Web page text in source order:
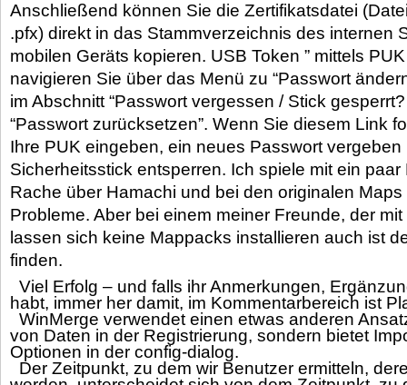
Anschließend können Sie die Zertifikatsdatei
.pfx) direkt in das Stammverzeichnis des internen
mobilen Geräts kopieren. USB Token ” mittels
navigieren Sie über das Menü zu “Passwort
im Abschnitt “Passwort vergessen / Stick
“Passwort zurücksetzen”. Wenn Sie diesem Link
Ihre PUK eingeben, ein neues Passwort vergeben
Sicherheitsstick entsperren. Ich spiele mit ein
Rache über Hamachi und bei den originalen
Probleme. Aber bei einem meiner Freunde, der
lassen sich keine Mappacks installieren auch ist
finden.
Viel Erfolg – und falls ihr Anmerkungen,
habt, immer her damit, im Kommentarbereich ist
WinMerge verwendet einen etwas anderen
von Daten in der Registrierung, sondern bietet
Optionen in der config-dialog.
Der Zeitpunkt, zu dem wir Benutzer ermitteln,